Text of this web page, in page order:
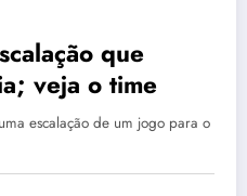
que
veja o time
escalação de um jogo para o